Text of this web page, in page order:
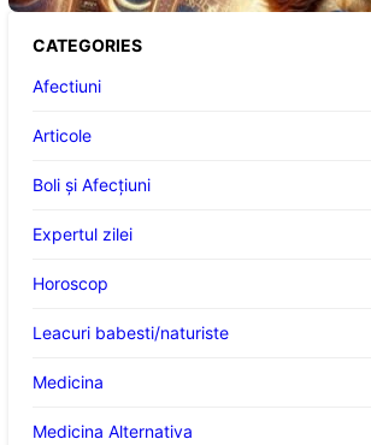
CATEGORIES
Afectiuni
Articole
Boli și Afecțiuni
Expertul zilei
Horoscop
Leacuri babesti/naturiste
Medicina
Medicina Alternativa